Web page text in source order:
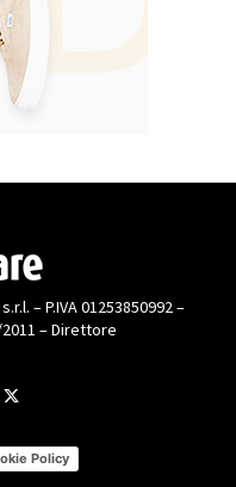
– P.IVA 01253850992 –
– Direttore
Policy